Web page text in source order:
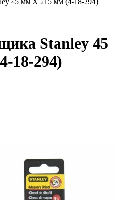
45 мм X 215 мм (4-18-294)
Stanley 45
18-294)